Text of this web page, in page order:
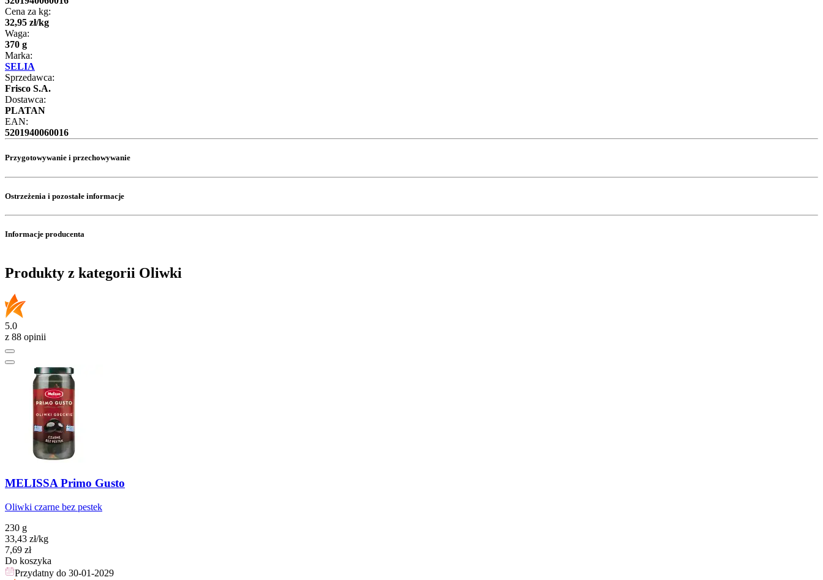
Cena za kg:
32,95 zł/kg
Waga:
370 g
Marka:
SELIA
Sprzedawca:
Frisco S.A.
Dostawca:
PLATAN
EAN:
5201940060016
Przygotowywanie i przechowywanie
Ostrzeżenia i pozostałe informacje
Informacje producenta
Produkty z kategorii Oliwki
5.0
z 88 opinii
MELISSA Primo Gusto
Oliwki czarne bez pestek
230 g
33,43 zł/kg
Cena
7,69 zł
Do koszyka
Przydatny do 30-01-2029